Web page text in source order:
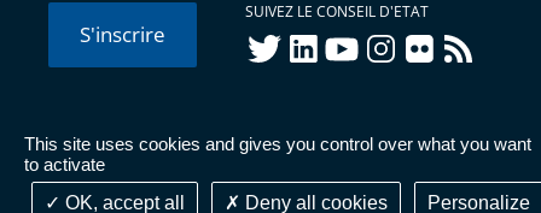
This site uses cookies and gives you control over what you want
to activate
OK, accept all
Deny all cookies Personalize
S'inscrire
SUIVEZ LE CONSEIL D'ETAT
twitterlinkedInyoutubeinstagram
flickr rss
© Conseil d'État 2026 - Mentions légales
Données
personnelles-Publications administratives-Accessibilité :
partiellement conforme